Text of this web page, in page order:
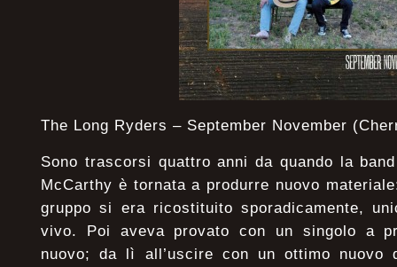
The Long Ryders – September November
Sono trascorsi quattro anni da quando la
McCarthy è tornata a produrre nuovo
gruppo si era ricostituito sporadicamente,
vivo. Poi aveva provato con un singolo a
nuovo; da lì all’uscire con un ottimo nuovo